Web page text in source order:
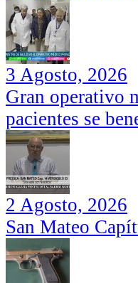
3 Agosto, 2026
Gran operativo
pacientes se
2 Agosto, 2026
San Mateo